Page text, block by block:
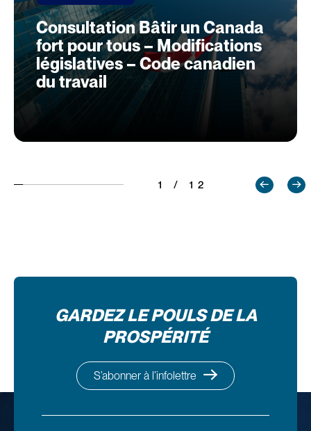
Consultation Bâtir un Canada
fort pour tous – Modifications
législatives – Code canadien
du travail
1 / 12
GARDEZ LE POULS DE LA
PROSPÉRITÉ
S’abonner à l’infolettre